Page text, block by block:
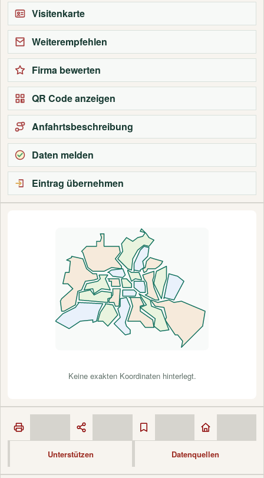
Visitenkarte
Weiterempfehlen
Firma bewerten
QR Code anzeigen
Anfahrtsbeschreibung
Daten melden
Eintrag übernehmen
Keine exakten Koordinaten hinterlegt.
Unterstützen Datenquellen